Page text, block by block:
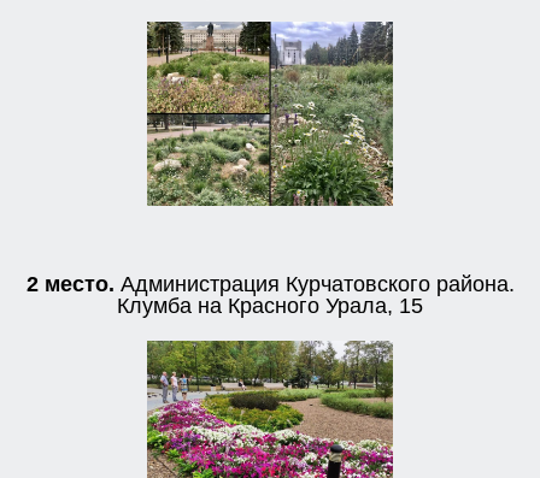
2 место. Администрация Курчатовского района.
Клумба на Красного Урала, 15